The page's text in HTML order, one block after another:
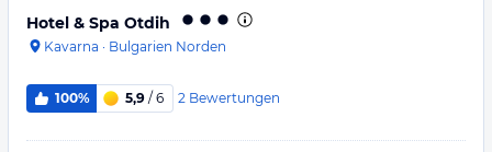
Hotel & Spa Otdih
Kavarna · Bulgarien Norden
100% 5,9 / 6 2 Bewertungen